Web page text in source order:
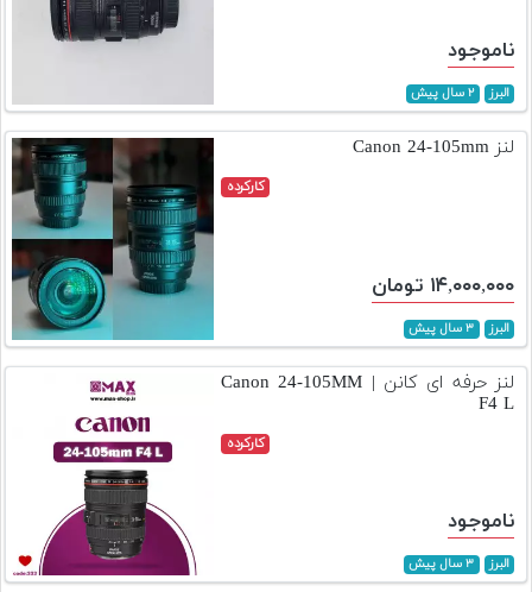
ناموجود
البرز ۲ سال پیش
لنز Canon 24-105mm
کارکرده
۱۴,۰۰۰,۰۰۰ تومان
البرز ۳ سال پیش
لنز حرفه ای کانن | Canon 24-105MM
F4 L
کارکرده
ناموجود
البرز ۳ سال پیش